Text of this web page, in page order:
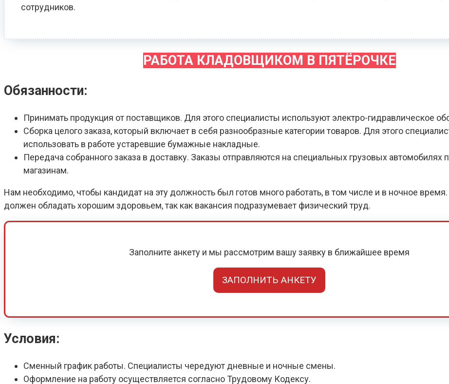
сотрудников.
РАБОТА КЛАДОВЩИКОМ В ПЯТЁРОЧКЕ
Обязанности:
Принимать продукция от поставщиков. Для этого специалисты используют электро-гидравлическое
Сборка целого заказа, который включает в себя разнообразные категории товаров. Для этого
использовать в работе устаревшие бумажные накладные.
Передача собранного заказа в доставку. Заказы отправляются на специальных грузовых автомобилях
магазинам.
Нам необходимо, чтобы кандидат на эту должность был готов много работать, в том числе и в ночное
должен обладать хорошим здоровьем, так как вакансия подразумевает физический труд.
Заполните анкету и мы рассмотрим вашу заявку в ближайшее время
ЗАПОЛНИТЬ АНКЕТУ
Условия:
Сменный график работы. Специалисты чередуют дневные и ночные смены.
Оформление на работу осуществляется согласно Трудовому Кодексу.